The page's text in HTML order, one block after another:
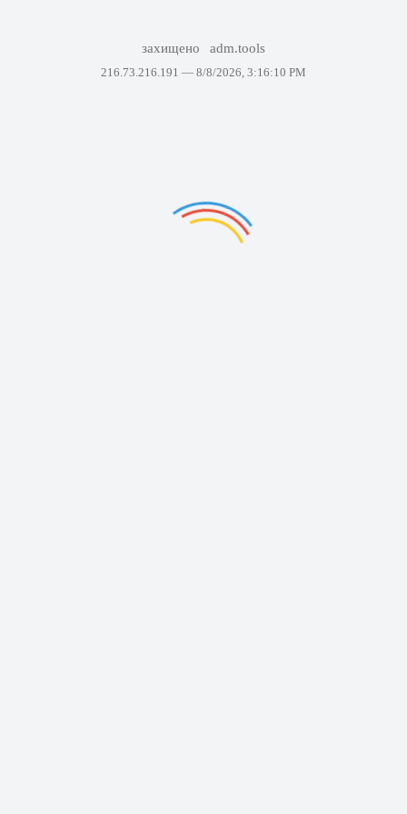
захищено adm.tools
216.73.216.191 — 8/8/2026, 3:16:10 PM